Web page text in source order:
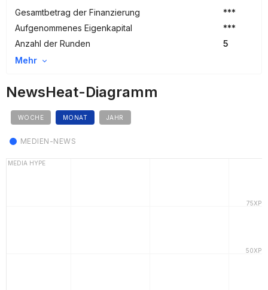
Gesamtbetrag der Finanzierung
***
Aufgenommenes Eigenkapital
***
Anzahl der Runden
5
Mehr
NewsHeat-Diagramm
WOCHE MONAT JAHR
MEDIEN-NEWS